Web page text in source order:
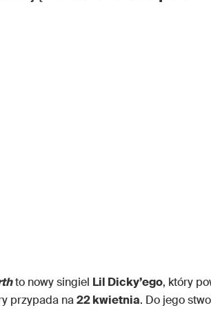
to nowy singiel Lil Dicky’ego, który
przypada na22 kwietnia. Do jego